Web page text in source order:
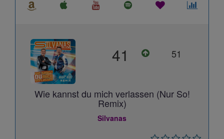
41 51
Wie kannst du mich verlassen (Nur So!
Remix)
Silvanas